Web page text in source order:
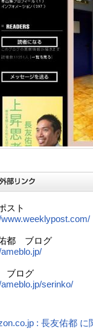
スト
www.weeklypost.com/
都 ブログ
ameblo.jp/
ブログ
ameblo.jp/serinko/
: 長友佑都 に